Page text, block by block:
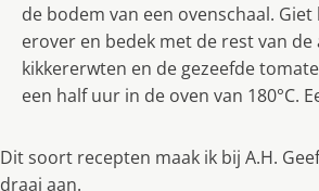
de bodem van een ovenschaal.
erover en bedek met de rest van
kikkererwten en de gezeefde
een half uur in de oven van 180°C.
Dit soort recepten maak ik bij A.H.
draai aan.